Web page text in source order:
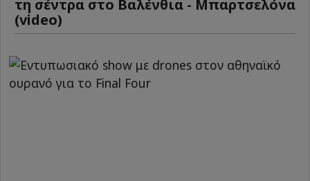
τη σέντρα στο Βαλένθια - Μπαρτσελόνα
(video)